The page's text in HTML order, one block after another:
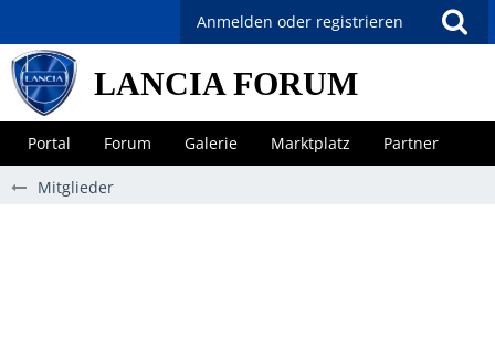
Anmelden oder registrieren
LANCIA FORUM
Portal Forum Galerie Marktplatz Partner
Mitglieder